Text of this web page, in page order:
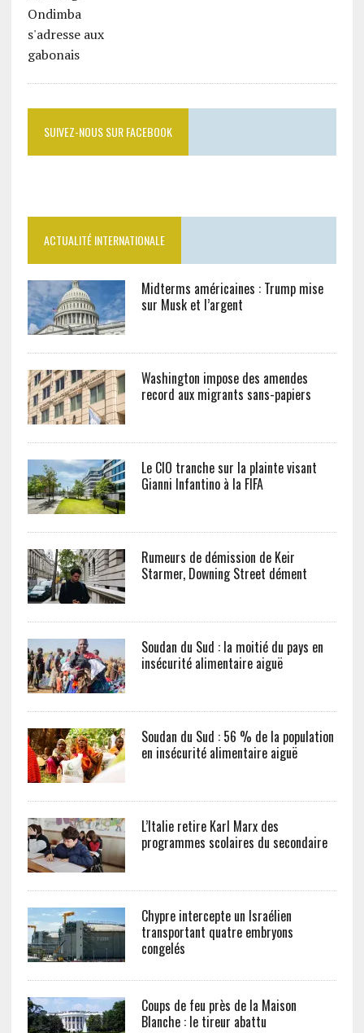
SUIVEZ-NOUS SUR FACEBOOK
ACTUALITÉ INTERNATIONALE
Midterms américaines : Trump mise
sur Musk et l’argent
Washington impose des amendes
record aux migrants sans-papiers
Le CIO tranche sur la plainte visant
Gianni Infantino à la FIFA
Rumeurs de démission de Keir
Starmer, Downing Street dément
Soudan du Sud : la moitié du pays en
insécurité alimentaire aiguë
Soudan du Sud : 56 % de la population
en insécurité alimentaire aiguë
L’Italie retire Karl Marx des
programmes scolaires du secondaire
Chypre intercepte un Israélien
transportant quatre embryons
congelés
Coups de feu près de la Maison
Blanche : le tireur abattu